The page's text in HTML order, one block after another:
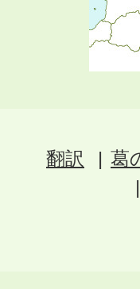
翻訳 葛